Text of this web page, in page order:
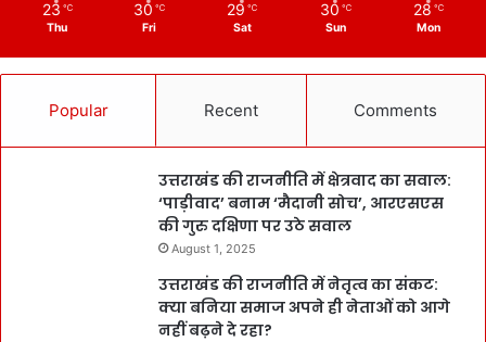
23 ℃
Thu
30 ℃
Fri
29 ℃
Sat
30 ℃
Sun
28 ℃
Mon
Popular Recent Comments
उत्तराखंड की राजनीति में क्षेत्रवाद का सवाल:
‘पाड़ीवाद’ बनाम ‘मैदानी सोच’, आरएसएस
की गुरु दक्षिणा पर उठे सवाल
August 1, 2025
उत्तराखंड की राजनीति में नेतृत्व का संकट:
क्या बनिया समाज अपने ही नेताओं को आगे
नहीं बढ़ने दे रहा?